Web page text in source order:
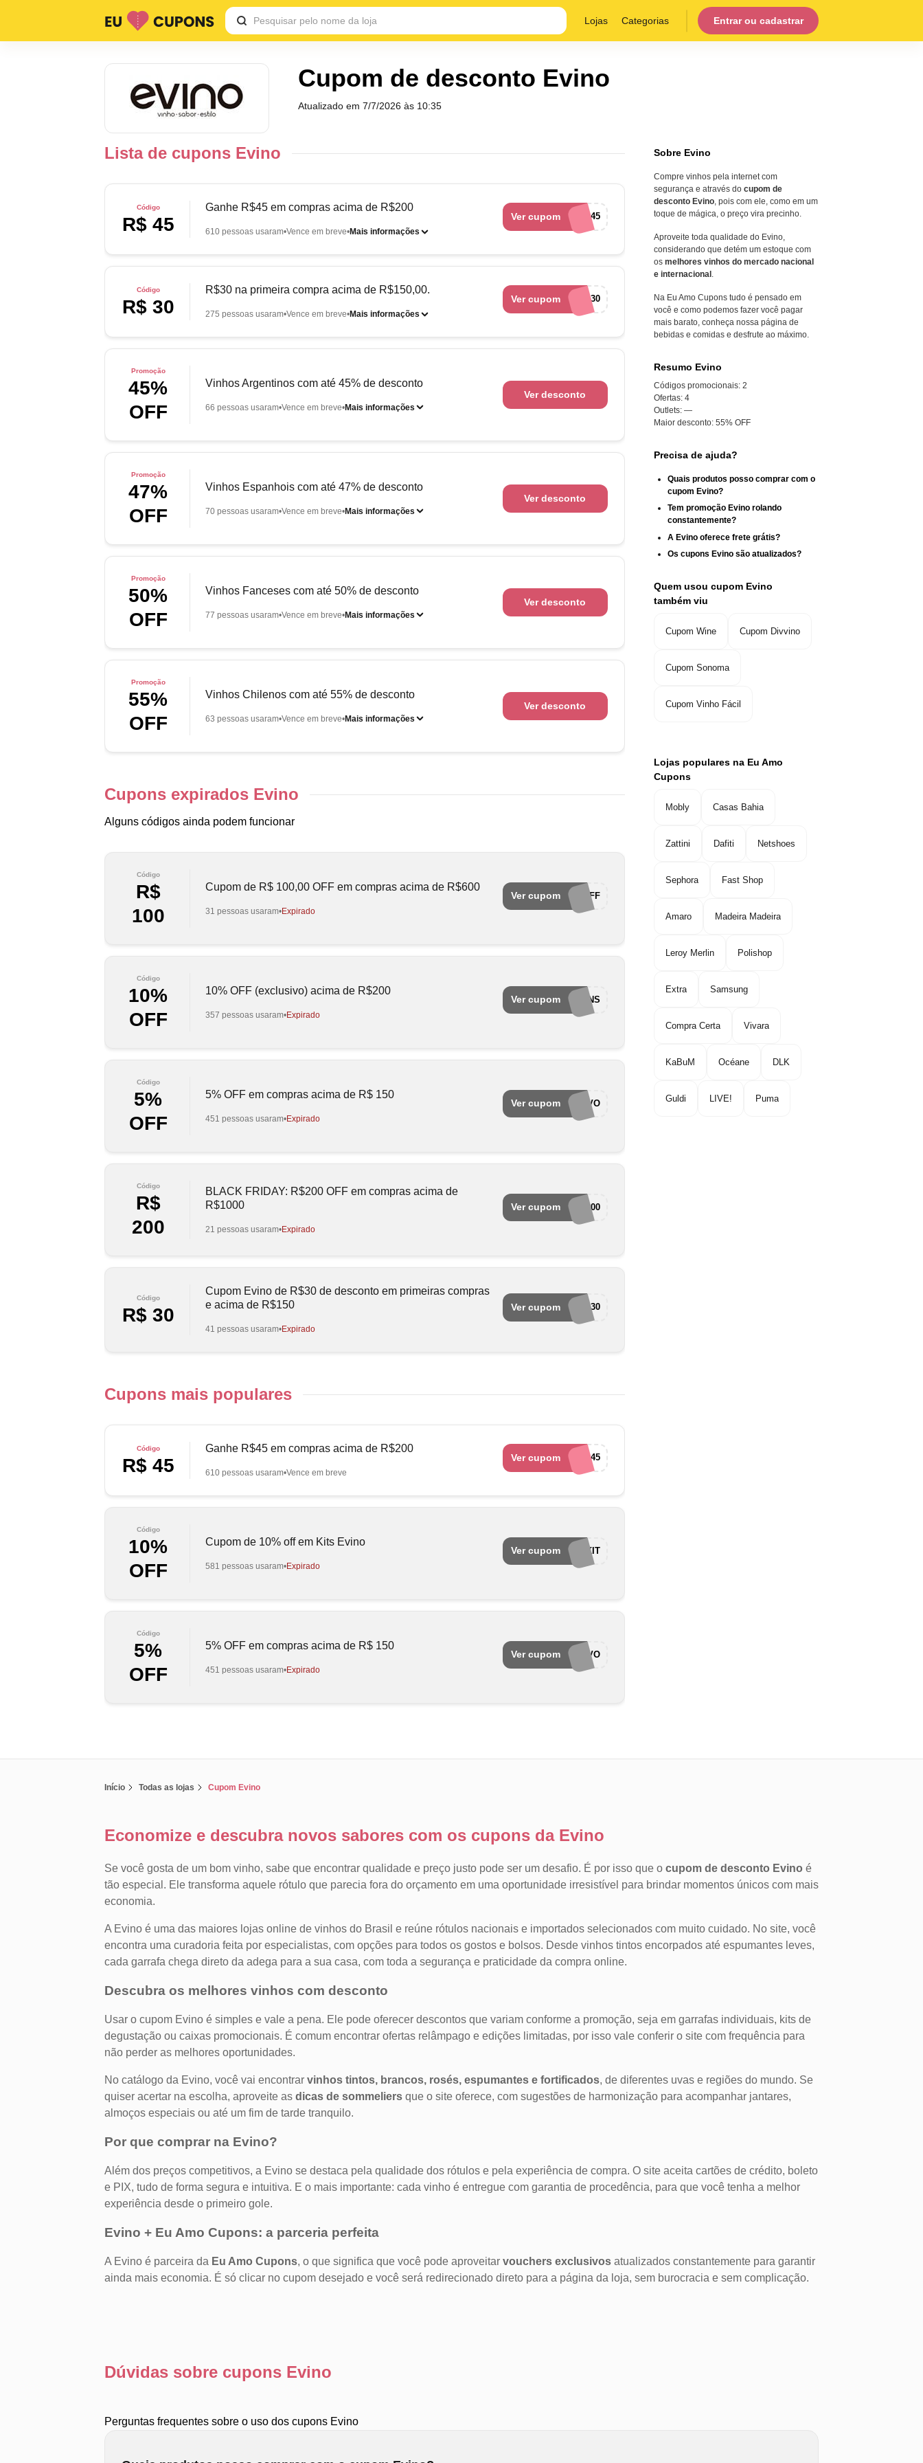
Lojas Categorias Entrar ou cadastrar
Cupom de desconto Evino
Atualizado em7/7/2026 às 10:35
Lista de cupons Evino
Código
R$ 45
Ganhe R$45 em compras acima de R$200
610 pessoas usaram Vence em breve Mais informações
Ver cupomQUERO45
Código
R$ 30
R$30 na primeira compra acima de R$150,00.
275 pessoas usaram Vence em breve Mais informações
Ver cupomGANHE30
Promoção
45%
OFF
Vinhos Argentinos com até 45% de desconto
66 pessoas usaram Vence em breve Mais informações
Ver desconto
Promoção
47%
OFF
Vinhos Espanhois com até 47% de desconto
70 pessoas usaram Vence em breve Mais informações
Ver desconto
Promoção
50%
OFF
Vinhos Fanceses com até 50% de desconto
77 pessoas usaram Vence em breve Mais informações
Ver desconto
Promoção
55%
OFF
Vinhos Chilenos com até 55% de desconto
63 pessoas usaram Vence em breve Mais informações
Ver desconto
Cupons expirados Evino
Alguns códigos ainda podem funcionar
Código
R$
100
Cupom de R$ 100,00 OFF em compras acima de R$600
31 pessoas usaram Expirado
Ver cupomEVINO-100OFF
Código
10%
OFF
10% OFF (exclusivo) acima de R$200
357 pessoas usaram Expirado
Ver cupom
EUAMOCUPONS
Código
5%
OFF
5% OFF em compras acima de R$ 150
451 pessoas usaram Expirado
Ver cupom
QUERODENOVO
Código
R$
200
BLACK FRIDAY: R$200 OFF em compras acima de
R$1000
21 pessoas usaram Expirado
Ver cupom BF200
Código
R$ 30
Cupom Evino de R$30 de desconto em primeiras compras
e acima de R$150
41 pessoas usaram Expirado
Ver cupomGANHE30
Cupons mais populares
Código
R$ 45
Ganhe R$45 em compras acima de R$200
610 pessoas usaram Vence em breve
Ver cupomQUERO45
Código
10%
OFF
Cupom de 10% off em Kits Evino
581 pessoas usaram Expirado
Ver cupomQUEROKIT
Código
5%
OFF
5% OFF em compras acima de R$ 150
451 pessoas usaram Expirado
Ver cupom
QUERODENOVO
Sobre Evino
Compre vinhos pela internet com
segurança e através do cupom de
desconto Evino, pois com ele, como em um
toque de mágica, o preço vira precinho.
Aproveite toda qualidade do Evino,
considerando que detém um estoque com
os melhores vinhos do mercado nacional
e internacional .
Na Eu Amo Cupons tudo é pensado em
você e como podemos fazer você pagar
mais barato, conheça nossa página de
bebidas e comidas e desfrute ao máximo.
Resumo Evino
Códigos promocionais: 2
Ofertas: 4
Outlets: —
Maior desconto: 55% OFF
Precisa de ajuda?
Quais produtos posso comprar com o
cupom Evino?
Tem promoção Evino rolando
constantemente?
A Evino oferece frete grátis?
Os cupons Evino são atualizados?
Quem usou cupom Evino
também viu
Cupom Wine Cupom Divvino
Cupom Sonoma
Cupom Vinho Fácil
Lojas populares na Eu Amo
Cupons
Mobly Casas Bahia
Zattini Dafiti Netshoes
Sephora Fast Shop
Amaro Madeira Madeira
Leroy Merlin Polishop
Extra Samsung
Compra Certa Vivara
KaBuM Océane DLK
Guldi LIVE! Puma
Início Todas as lojas Cupom Evino
Economize e descubra novos sabores com os cupons da Evino
Se você gosta de um bom vinho, sabe que encontrar qualidade e preço justo pode ser um desafio. É por isso que o cupom de desconto Evino é
tão especial. Ele transforma aquele rótulo que parecia fora do orçamento em uma oportunidade irresistível para brindar momentos únicos com mais
economia.
A Evino é uma das maiores lojas online de vinhos do Brasil e reúne rótulos nacionais e importados selecionados com muito cuidado. No site, você
encontra uma curadoria feita por especialistas, com opções para todos os gostos e bolsos. Desde vinhos tintos encorpados até espumantes leves,
cada garrafa chega direto da adega para a sua casa, com toda a segurança e praticidade da compra online.
Descubra os melhores vinhos com desconto
Usar o cupom Evino é simples e vale a pena. Ele pode oferecer descontos que variam conforme a promoção, seja em garrafas individuais, kits de
degustação ou caixas promocionais. É comum encontrar ofertas relâmpago e edições limitadas, por isso vale conferir o site com frequência para
não perder as melhores oportunidades.
No catálogo da Evino, você vai encontrar vinhos tintos, brancos, rosés, espumantes e fortificados, de diferentes uvas e regiões do mundo. Se
quiser acertar na escolha, aproveite as dicas de sommeliers que o site oferece, com sugestões de harmonização para acompanhar jantares,
almoços especiais ou até um fim de tarde tranquilo.
Por que comprar na Evino?
Além dos preços competitivos, a Evino se destaca pela qualidade dos rótulos e pela experiência de compra. O site aceita cartões de crédito, boleto
e PIX, tudo de forma segura e intuitiva. E o mais importante: cada vinho é entregue com garantia de procedência, para que você tenha a melhor
experiência desde o primeiro gole.
Evino + Eu Amo Cupons: a parceria perfeita
A Evino é parceira da Eu Amo Cupons, o que significa que você pode aproveitar vouchers exclusivos atualizados constantemente para garantir
ainda mais economia. É só clicar no cupom desejado e você será redirecionado direto para a página da loja, sem burocracia e sem complicação.
Dúvidas sobre cupons Evino
Perguntas frequentes sobre o uso dos cupons Evino